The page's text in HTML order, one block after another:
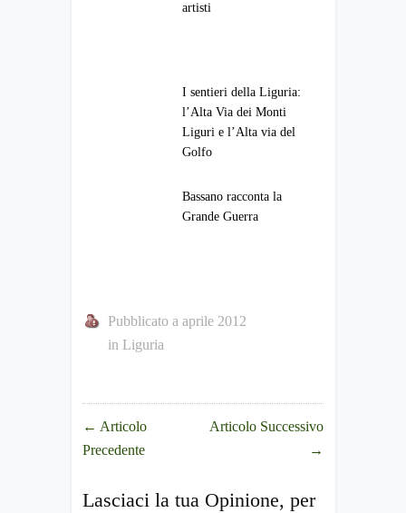
artisti
I sentieri della Liguria:
l’Alta Via dei Monti
Liguri e l’Alta via del
Golfo
Bassano racconta la
Grande Guerra
Pubblicato a aprile 2012
in Liguria
← Articolo
Precedente
Articolo Successivo
→
Lasciaci la tua Opinione, per